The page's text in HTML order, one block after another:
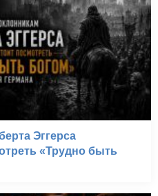
Эггерса
«Трудно быть